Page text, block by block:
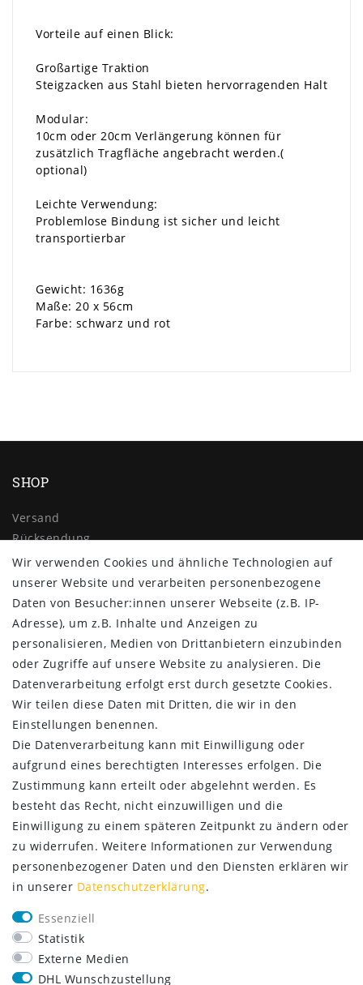
Vorteile auf einen Blick:
Großartige Traktion
Steigzacken aus Stahl bieten hervorragenden Halt
Modular:
10cm oder 20cm Verlängerung können für
zusätzlich Tragfläche angebracht werden.(
optional)
Leichte Verwendung:
Problemlose Bindung ist sicher und leicht
transportierbar
Gewicht: 1636g
Maße: 20 x 56cm
Farbe: schwarz und rot
SHOP
Versand
Rücksendung
Widerrufs­recht
Impressum
Daten­schutz­erklärung
AGB
Kontakt
ZAHLUNG & VERSAND
SERVICE
Lieferung nur 2,95 €
Rücksendung kostenfrei
14 Tage Rückgaberecht
Wir verwenden Cookies und ähnliche Technologien auf
unserer Website und verarbeiten personenbezogene
Daten von Besucher:innen unserer Webseite (z.B. IP-
Adresse), um z.B. Inhalte und Anzeigen zu
personalisieren, Medien von Drittanbietern einzubinden
oder Zugriffe auf unsere Website zu analysieren. Die
Datenverarbeitung erfolgt erst durch gesetzte Cookies.
Wir teilen diese Daten mit Dritten, die wir in den
Einstellungen benennen.
Die Datenverarbeitung kann mit Einwilligung oder
aufgrund eines berechtigten Interesses erfolgen. Die
Zustimmung kann erteilt oder abgelehnt werden. Es
besteht das Recht, nicht einzuwilligen und die
Einwilligung zu einem späteren Zeitpunkt zu ändern oder
zu widerrufen. Weitere Informationen zur Verwendung
personenbezogener Daten und den Diensten erklären wir
in unserer Daten­schutz­erklärung.
Essenziell
Statistik
Externe Medien
DHL Wunschzustellung